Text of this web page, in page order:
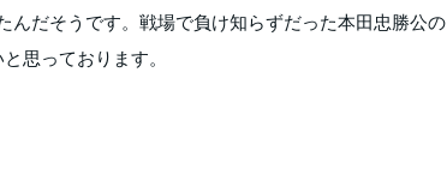
だそうです。戦場で負け知らずだった本田忠勝公の
思っております。